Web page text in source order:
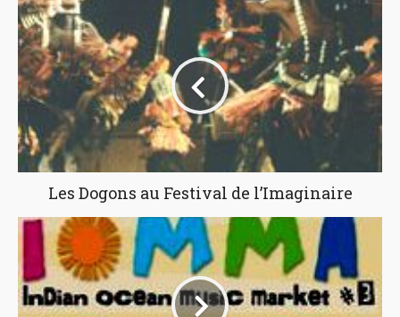
Les Dogons au Festival de l’Imaginaire